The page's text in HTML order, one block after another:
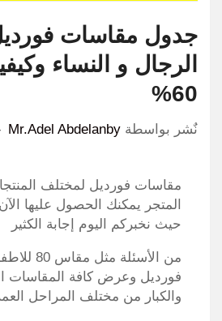
جدول مقاسات
الرجال و النساء
60%
نٌشر بواسطة Mr.Adel Abdelanby
مقاسات فورديل لمختلف
المتجر يمكنك الحصول عليها
حيث نخبركم اليوم إجابة الكثير
من الأسئلة
فورديل وعرض كافة المقاسات
والكبار من مختلف المراحل